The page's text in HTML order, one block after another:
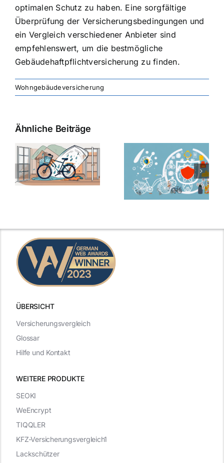
optimalen Schutz zu haben. Eine sorgfältige
Überprüfung der Versicherungsbedingungen und
ein Vergleich verschiedener Anbieter sind
empfehlenswert, um die bestmögliche
Gebäudehaftpflichtversicherung zu finden.
Wohngebäudeversicherung
Ähnliche Beiträge
ÜBERSICHT
WEITERE PRODUKTE
Versicherungsvergleich
Glossar
Hilfe und Kontakt
SEOKI
WeEncrypt
TIQQLER
KFZ-Versicherungsvergleich1
Lackschützer